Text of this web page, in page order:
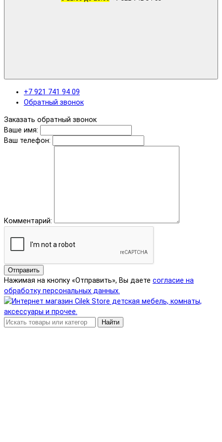
+7 921 741 94 09
Обратный звонок
Заказать обратный звонок
Ваше имя:
Ваш телефон:
Комментарий:
Отправить
Нажимая на кнопку «Отправить», Вы даете согласие на
обработку персональных данных.
Найти